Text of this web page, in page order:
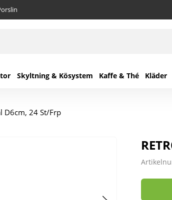
Skyltning & Kösystem Kaffe & Thé Kläder
D6cm, 24 St/Frp